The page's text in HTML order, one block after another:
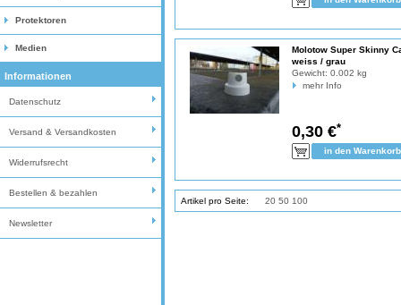
Protektoren
Medien
Informationen
Datenschutz
Versand & Versandkosten
Widerrufsrecht
Bestellen & bezahlen
Newsletter
Molotow Super Skinny
weiss / grau
Gewicht: 0.002 kg
mehr Info
0,30 €*
Artikel pro Seite: 20 50 100